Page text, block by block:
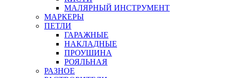
МАЛЯРНЫЙ ИНСТРУМЕНТ
МАРКЕРЫ
ПЕТЛИ
ГАРАЖНЫЕ
НАКЛАДНЫЕ
ПРОУШИНА
РОЯЛЬНАЯ
РАЗНОЕ